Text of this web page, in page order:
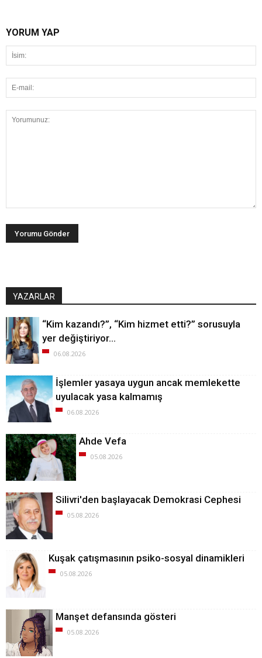
YORUM YAP
YAZARLAR
“Kim kazandı?”, “Kim hizmet etti?” sorusuyla
yer değiştiriyor…
06.08.2026
İşlemler yasaya uygun ancak memlekette
uyulacak yasa kalmamış
06.08.2026
Ahde Vefa
05.08.2026
Silivri'den başlayacak Demokrasi Cephesi
05.08.2026
Kuşak çatışmasının psiko-sosyal dinamikleri
05.08.2026
Manşet defansında gösteri
05.08.2026